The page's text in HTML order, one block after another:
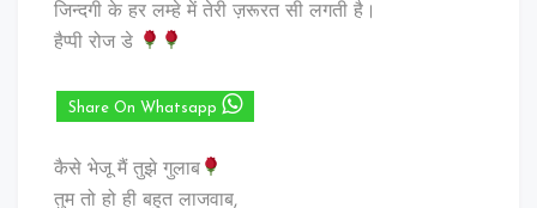
जिन्दगी के हर लम्हे में तेरी ज़रूरत सी लगती है।
हैप्पी रोज डे
Share On Whatsapp
कैसे भेजू मैं तुझे गुलाब
तुम तो हो ही बहुत लाजवाब,